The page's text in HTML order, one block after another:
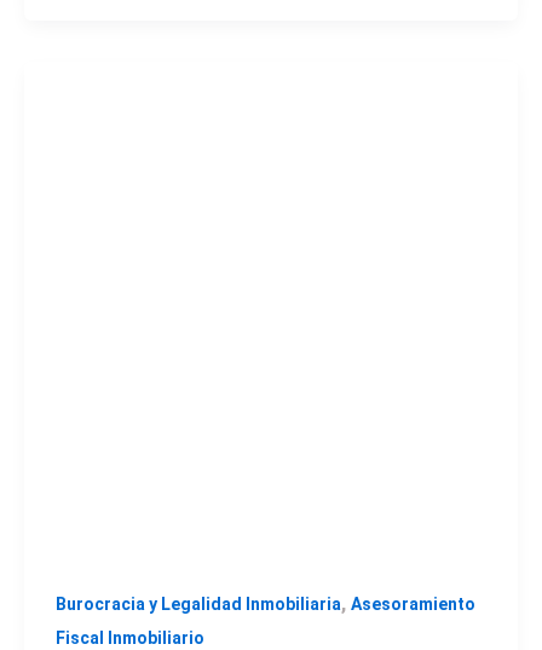
Burocracia y Legalidad Inmobiliaria, Asesoramiento
Fiscal Inmobiliario